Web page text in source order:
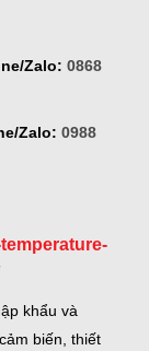
Zalo: 0868
Zalo: 0988
khẩu và
biến, thiết